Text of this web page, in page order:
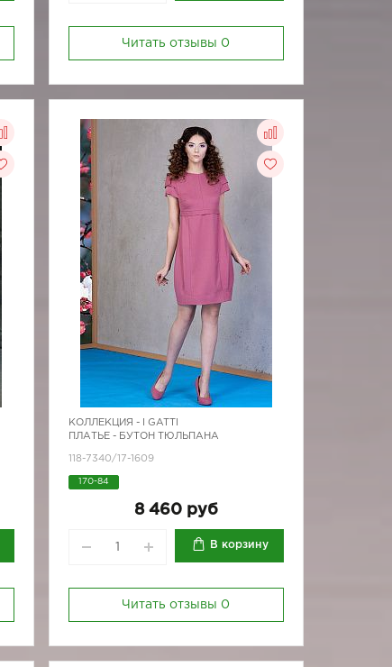
Читать отзывы 0
КОЛЛЕКЦИЯ -
I GATTI
ПЛАТЬЕ - БУТОН ТЮЛЬПАНА
118-7340/17-1609
170-84
8 460 руб
В корзину
Читать отзывы 0